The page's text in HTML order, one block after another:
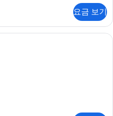
요금 보기
고급 침구, 필로우탑 침대, 객실 내 금고